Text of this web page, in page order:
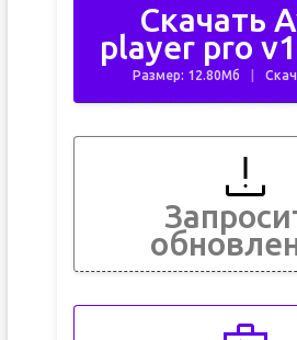
Скачать
player pro
Размер: 12.80Мб